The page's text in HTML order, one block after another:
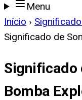
Menu
Início ›
Significado de
Significado
Bomba